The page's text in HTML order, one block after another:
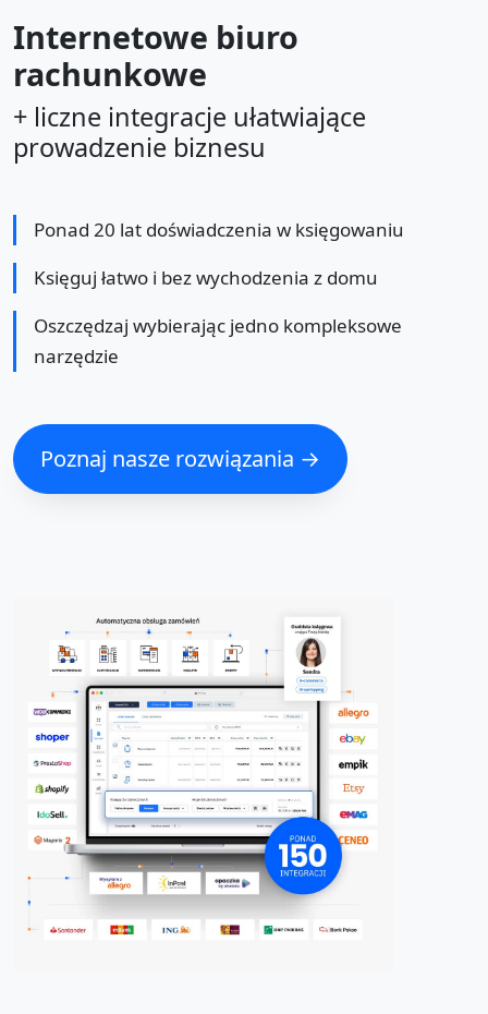
Internetowe biuro
rachunkowe
+ liczne integracje ułatwiające
prowadzenie biznesu
Ponad 20 lat doświadczenia w księgowaniu
Księguj łatwo i bez wychodzenia z domu
Oszczędzaj wybierając jedno kompleksowe
narzędzie
Poznaj nasze rozwiązania →